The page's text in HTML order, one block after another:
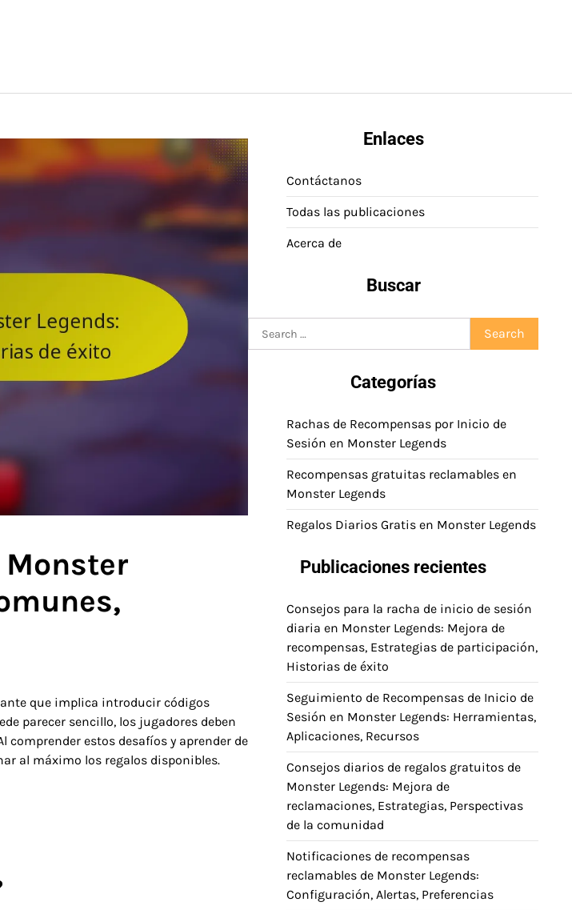
Monster
que implica introducir códigos
parecer sencillo, los jugadores deben
estos desafíos y aprender de
al máximo los regalos disponibles.
Enlaces
Contáctanos
Todas las publicaciones
Acerca de
Buscar
for:
Categorías
Rachas de Recompensas por Inicio de
Sesión en Monster Legends
Recompensas gratuitas reclamables en
Monster Legends
Regalos Diarios Gratis en Monster Legends
Publicaciones recientes
Consejos para la racha de inicio de sesión
diaria en Monster Legends: Mejora de
recompensas, Estrategias de participación,
Historias de éxito
Seguimiento de Recompensas de Inicio de
Sesión en Monster Legends: Herramientas,
Aplicaciones, Recursos
Consejos diarios de regalos gratuitos de
Monster Legends: Mejora de
reclamaciones, Estrategias, Perspectivas
de la comunidad
Notificaciones de recompensas
reclamables de Monster Legends:
Configuración, Alertas, Preferencias